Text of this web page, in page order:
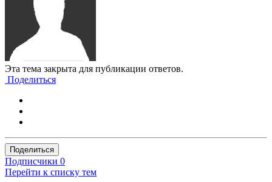
Эта тема закрыта для публикации ответов.
Поделиться
Поделиться
Подписчики 0
Перейти к списку тем